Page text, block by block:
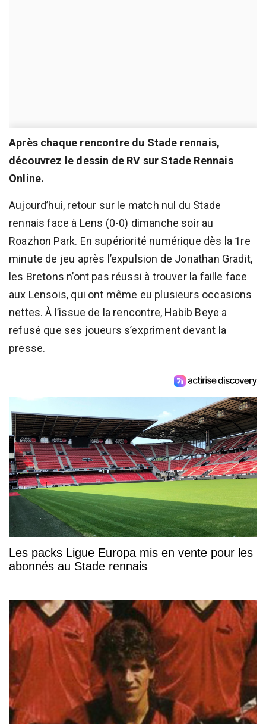
Après chaque rencontre du Stade rennais,
découvrez le dessin de RV sur Stade Rennais
Online.
Aujourd’hui, retour sur le match nul du Stade
rennais face à Lens (0-0) dimanche soir au
Roazhon Park. En supériorité numérique dès la 1re
minute de jeu après l’expulsion de Jonathan Gradit,
les Bretons n’ont pas réussi à trouver la faille face
aux Lensois, qui ont même eu plusieurs occasions
nettes. À l’issue de la rencontre, Habib Beye a
refusé que ses joueurs s’expriment devant la
presse.
Les packs Ligue Europa mis en vente pour les
abonnés au Stade rennais